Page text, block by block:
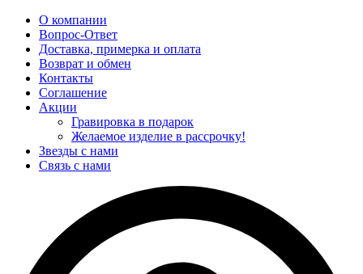
О компании
Вопрос-Ответ
Доставка, примерка и оплата
Возврат и обмен
Контакты
Соглашение
Акции
Гравировка в подарок
Желаемое изделие в рассрочку!
Звезды с нами
Связь с нами